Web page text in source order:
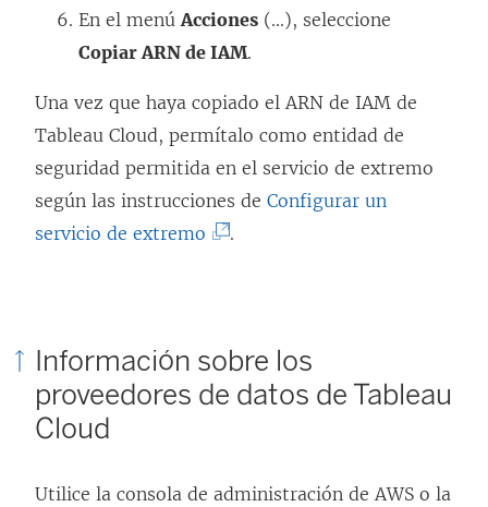
n
En el menúAcciones (...), seleccione
Copiar ARN de IAM.
Una vez que haya copiado el ARN de IAM de
Tableau Cloud, permítalo como entidad de
seguridad permitida en el servicio de extremo
según las instrucciones de Configurar un
servicio de extremo
n
l
e
.
Información sobre los
proveedores de datos de Tableau
Cloud
Utilice la consola de administración de AWS o la